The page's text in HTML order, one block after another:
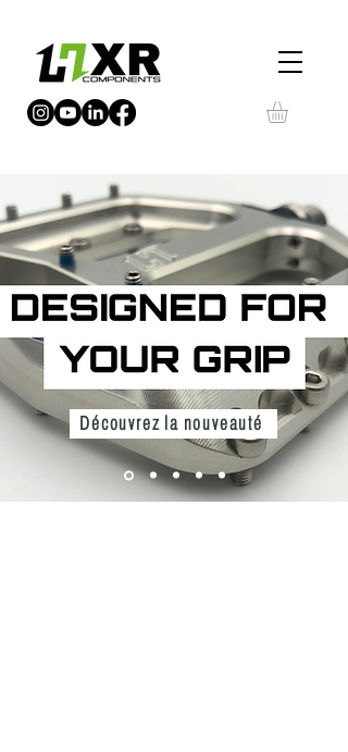
Découvrez la nouveauté